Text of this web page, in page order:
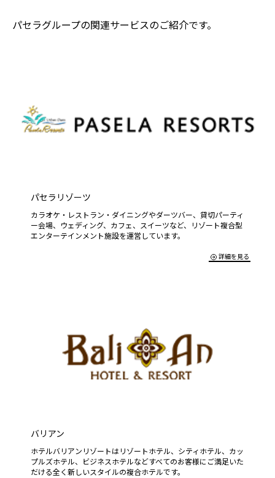
パセラグループの関連サービスのご紹介です。
パセラリゾーツ
カラオケ・レストラン・ダイニングやダーツバー、貸切パーティ
ー会場、ウェディング、カフェ、スイーツなど、リゾート複合型
エンターテインメント施設を運営しています。
詳細を見る
バリアン
ホテルバリアンリゾートはリゾートホテル、シティホテル、カッ
プルズホテル、ビジネスホテルなどすべてのお客様にご満足いた
だける全く新しいスタイルの複合ホテルです。